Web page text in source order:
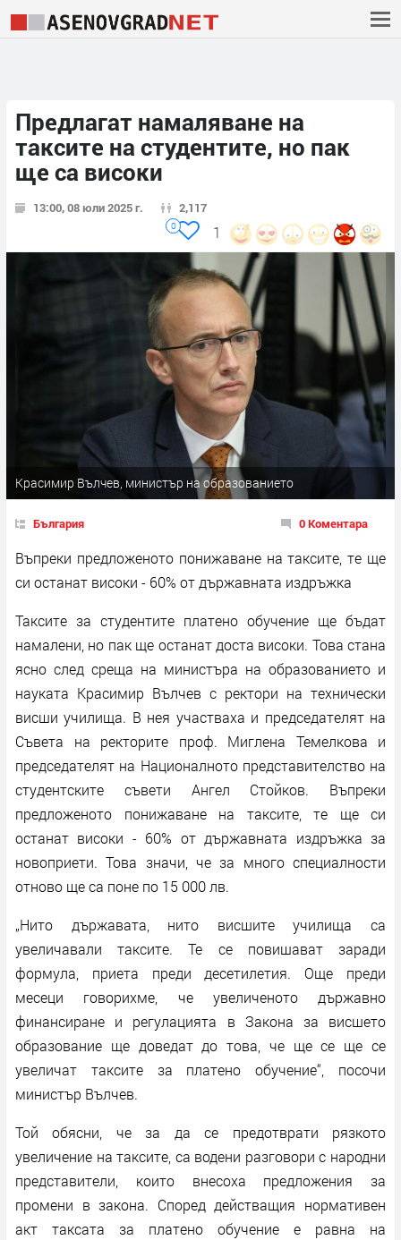
Предлагат намаляване на
таксите на студентите, но пак
ще са високи
13:00, 08 юли 2025 г. 2,117
1
0
Красимир Вълчев, министър на образованието
България 0 Коментара
Въпреки предложеното понижаване на таксите, те ще
си останат високи - 60% от държавната издръжка
Таксите за студентите платено обучение ще бъдат
намалени, но пак ще останат доста високи. Това стана
ясно след среща на министъра на образованието и
науката Красимир Вълчев с ректори на технически
висши училища. В нея участваха и председателят на
Съвета на ректорите проф. Миглена Темелкова и
председателят на Националното представителство на
студентските съвети Ангел Стойков. Въпреки
предложеното понижаване на таксите, те ще си
останат високи - 60% от държавната издръжка за
новоприети. Това значи, че за много специалности
отново ще са поне по 15 000 лв.
„Нито държавата, нито висшите училища са
увеличавали таксите. Те се повишават заради
формула, приета преди десетилетия. Още преди
месеци говорихме, че увеличеното държавно
финансиране и регулацията в Закона за висшето
образование ще доведат до това, че ще се ще се
увеличат таксите за платено обучение“, посочи
министър Вълчев.
Той обясни, че за да се предотврати рязкото
увеличение на таксите, са водени разговори с народни
представители, които внесоха предложения за
промени в закона. Според действащия нормативен
акт таксата за платено обучение е равна на